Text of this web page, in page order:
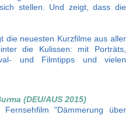
stellen. Und zeigt, dass die
die neuesten Kurzfilme aus aller
die Kulissen: mit Porträts,
und Filmtipps und vielen
(DEU/AUS 2015)
"Dämmerung über